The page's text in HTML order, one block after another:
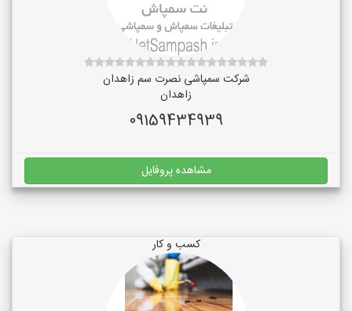
شرکت سمپاشی نصرت سم زاهدان
زاهدان
09159434939
مشاهده پروفایل
کسب و کار